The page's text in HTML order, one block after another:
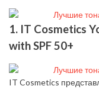
1. IT Cosmetics
with SPF 50+
IT Cosmetics